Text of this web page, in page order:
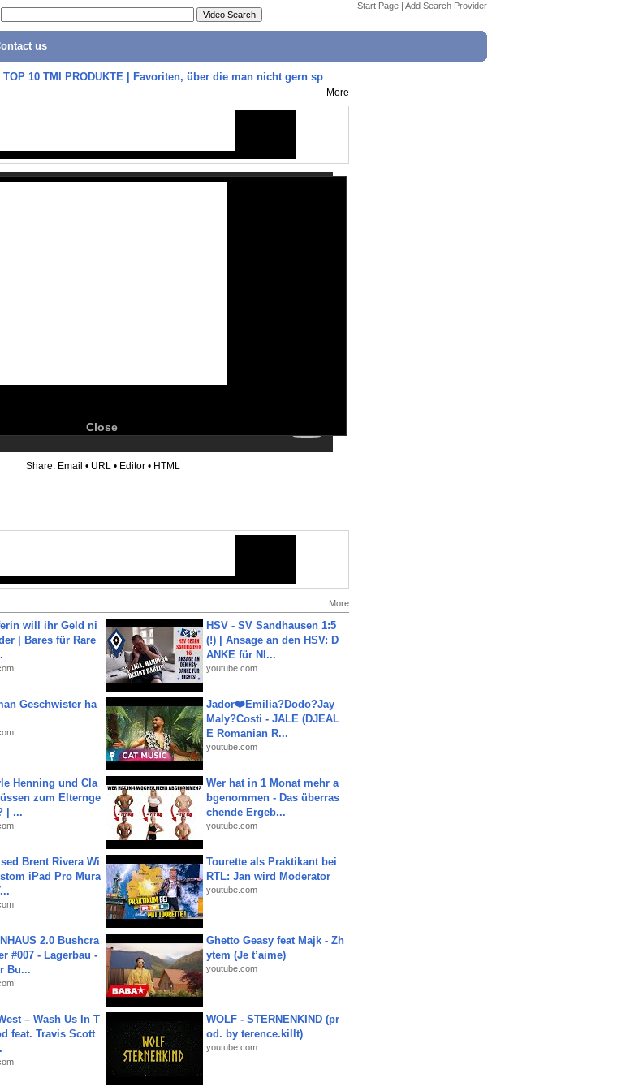
Start Page | Add Search Provider
us
TOP 10 TMI PRODUKTE | Favoriten, über die man nicht gern sp
More
Close
Share: Email • URL • Editor • HTML
More
will ihr Geld ni
| Bares für Rare
HSV - SV Sandhausen 1:5
(!) | Ansage an den HSV: D
ANKE für NI...
youtube.com
Geschwister ha
Jador❤️Emilia?Dodo?Jay
Maly?Costi - JALE (DJEAL
E Romanian R...
youtube.com
Henning und Cla
zum Elternge
| ...
Wer hat in 1 Monat mehr a
bgenommen - Das überras
chende Ergeb...
youtube.com
Brent Rivera Wi
iPad Pro Mura
Tourette als Praktikant bei
RTL: Jan wird Moderator
youtube.com
2.0 Bushcra
#007 - Lagerbau -
Bu...
Ghetto Geasy feat Majk - Zh
ytem (Je t’aime)
youtube.com
– Wash Us In T
feat. Travis Scott
WOLF - STERNENKIND (pr
od. by terence.killt)
youtube.com